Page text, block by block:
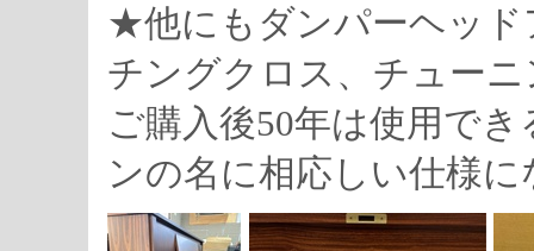
★他にもダンパーヘッド
チングクロス、チュー
ご購入後50年は使用で
ンの名に相応しい仕様